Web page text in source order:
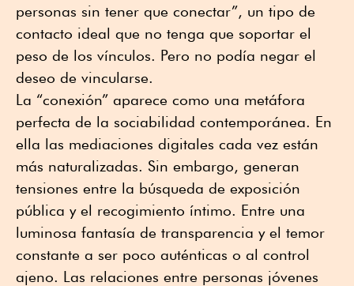
personas sin tener que conectar”, un tipo de
contacto ideal que no tenga que soportar el
peso de los vínculos. Pero no podía negar el
deseo de vincularse.
La “conexión” aparece como una metáfora
perfecta de la sociabilidad contemporánea. En
ella las mediaciones digitales cada vez están
más naturalizadas. Sin embargo, generan
tensiones entre la búsqueda de exposición
pública y el recogimiento íntimo. Entre una
luminosa fantasía de transparencia y el temor
constante a ser poco auténticas o al control
ajeno. Las relaciones entre personas jóvenes